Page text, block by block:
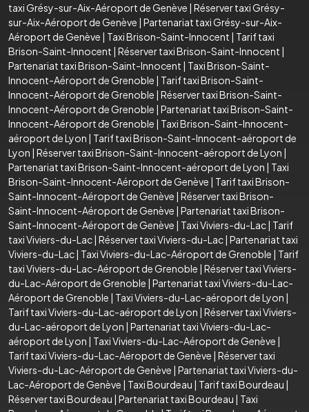
taxi Grésy-sur-Aix-Aéroport de Genève | Réserver taxi Grésy-
sur-Aix-Aéroport de Genève | Partenariat taxi Grésy-sur-Aix-
Aéroport de Genève | Taxi Brison-Saint-Innocent | Tarif taxi
Brison-Saint-Innocent | Réserver taxi Brison-Saint-Innocent |
Partenariat taxi Brison-Saint-Innocent | Taxi Brison-Saint-
Innocent-Aéroport de Grenoble | Tarif taxi Brison-Saint-
Innocent-Aéroport de Grenoble | Réserver taxi Brison-Saint-
Innocent-Aéroport de Grenoble | Partenariat taxi Brison-Saint-
Innocent-Aéroport de Grenoble | Taxi Brison-Saint-Innocent-
aéroport de Lyon | Tarif taxi Brison-Saint-Innocent-aéroport de
Lyon | Réserver taxi Brison-Saint-Innocent-aéroport de Lyon |
Partenariat taxi Brison-Saint-Innocent-aéroport de Lyon | Taxi
Brison-Saint-Innocent-Aéroport de Genève | Tarif taxi Brison-
Saint-Innocent-Aéroport de Genève | Réserver taxi Brison-
Saint-Innocent-Aéroport de Genève | Partenariat taxi Brison-
Saint-Innocent-Aéroport de Genève | Taxi Viviers-du-Lac| Tarif
taxi Viviers-du-Lac| Réserver taxi Viviers-du-Lac| Partenariat taxi
Viviers-du-Lac| Taxi Viviers-du-Lac-Aéroport de Grenoble | Tarif
taxi Viviers-du-Lac-Aéroport de Grenoble | Réserver taxi Viviers-
du-Lac-Aéroport de Grenoble | Partenariat taxi Viviers-du-Lac-
Aéroport de Grenoble | Taxi Viviers-du-Lac-aéroport de Lyon |
Tarif taxi Viviers-du-Lac-aéroport de Lyon | Réserver taxi Viviers-
du-Lac-aéroport de Lyon | Partenariat taxi Viviers-du-Lac-
aéroport de Lyon | Taxi Viviers-du-Lac-Aéroport de Genève |
Tarif taxi Viviers-du-Lac-Aéroport de Genève | Réserver taxi
Viviers-du-Lac-Aéroport de Genève | Partenariat taxi Viviers-du-
Lac-Aéroport de Genève | Taxi Bourdeau | Tarif taxi Bourdeau |
Réserver taxi Bourdeau | Partenariat taxi Bourdeau | Taxi